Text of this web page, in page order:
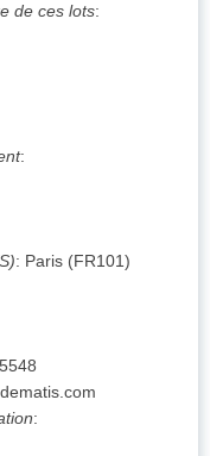
de ces lots:
:
: Paris (FR101)
: